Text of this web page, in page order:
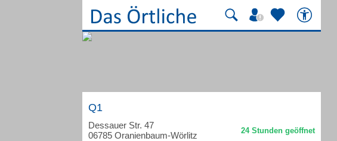
Q1
Dessauer Str. 47
06785 Oranienbaum-Wörlitz